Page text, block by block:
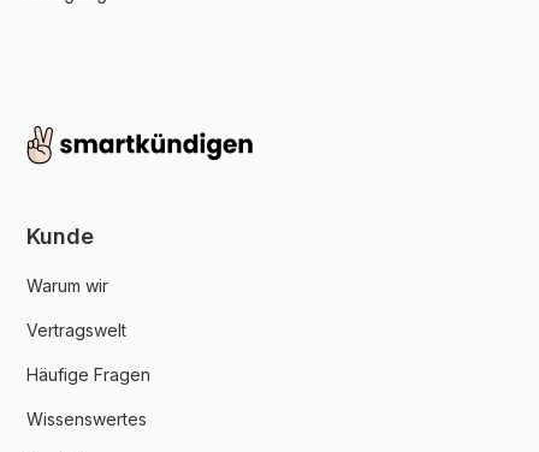
Kunde
Warum wir
Vertragswelt
Häufige Fragen
Wissenswertes